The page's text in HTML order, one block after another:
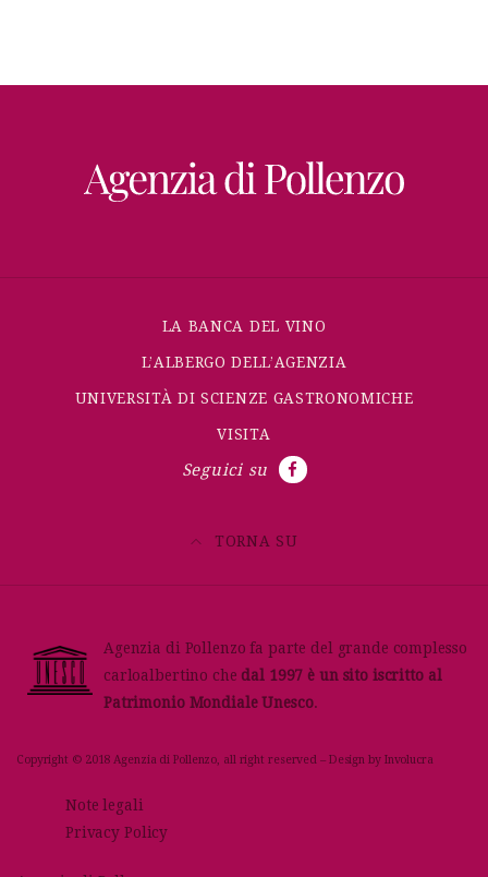
LA BANCA DEL VINO
L’ALBERGO DELL’AGENZIA
UNIVERSITÀ DI SCIENZE GASTRONOMICHE
VISITA
Seguici su
TORNA SU
Agenzia di Pollenzo fa parte del grande complesso
carloalbertino che dal 1997 è un sito iscritto al
Patrimonio Mondiale Unesco.
Copyright © 2018 Agenzia di Pollenzo, all right reserved – Design by Involucra
Note legali
Privacy Policy